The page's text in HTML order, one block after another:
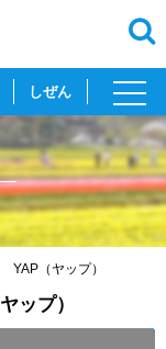
しぜん
toggle
YAP（ヤップ）
ップ）